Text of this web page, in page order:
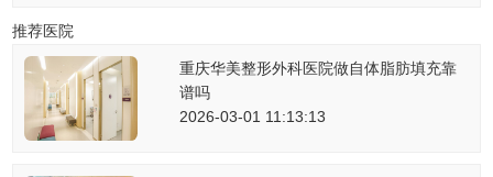
推荐医院
重庆华美整形外科医院做自体脂肪填充靠
谱吗
2026-03-01 11:13:13